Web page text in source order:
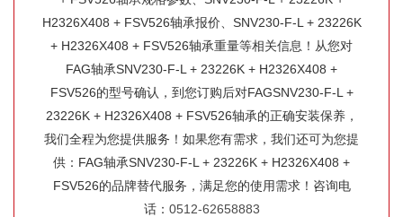
H2326X408 + FSV526轴承报价、SNV230-F-L + 23226K
+ H2326X408 + FSV526轴承重量等相关信息！从您对
FAG轴承SNV230-F-L + 23226K + H2326X408 +
FSV526的型号确认，到您订购后对FAGSNV230-F-L +
23226K + H2326X408 + FSV526轴承的正确安装保养，
我们全程为您提供服务！如果您有需求，我们还可为您提
供：FAG轴承SNV230-F-L + 23226K + H2326X408 +
FSV526的品牌替代服务，满足您的使用需求！咨询电
话： 0512-62658883